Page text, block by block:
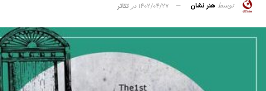
توسط هنر نشان ۱۴۰۲/۰۴/۲۷ در تئاتر